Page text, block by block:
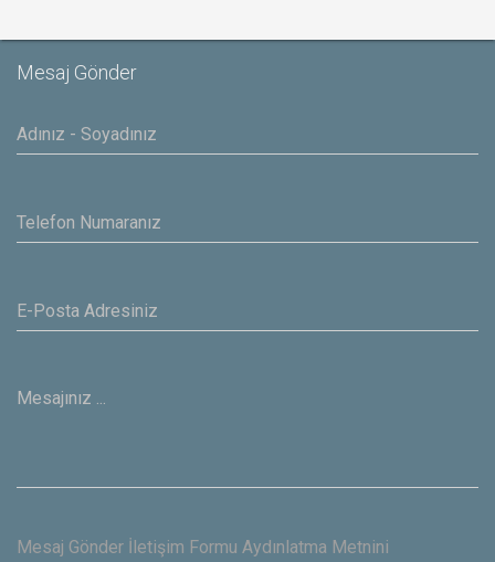
Mesaj Gönder
Mesaj Gönder İletişim Formu Aydınlatma Metnini